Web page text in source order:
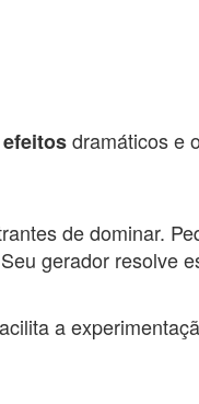
efeitosdramáticos e
de dominar.
gerador resolve
a